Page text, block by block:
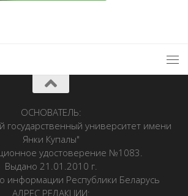
ОСНОВАТЕЛЬ:
государственный университет имени
Янки Купалы"
удостоверение №1083.
Выдано 21.01.2010 г.
информации Республики Беларусь
АДРЕС РЕДАКЦИИ: